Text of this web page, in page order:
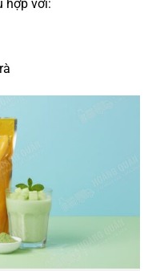
hợp với: